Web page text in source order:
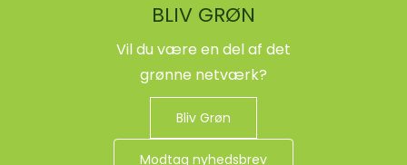
BLIV GRØN
Vil du være en del af det
grønne netværk?
Bliv Grøn
Modtag nyhedsbrev